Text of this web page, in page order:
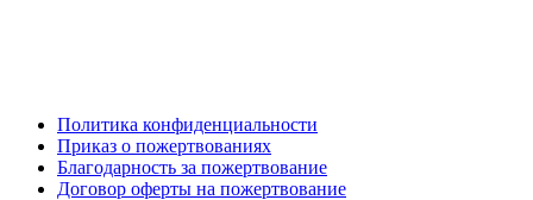
Политика конфиденциальности
Приказ о пожертвованиях
Благодарность за пожертвование
Договор оферты на пожертвование